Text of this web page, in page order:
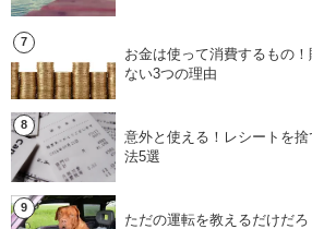
お金は使って消費するもの
ない3つの理由
意外と使える！レシートを
法5選
ただの運転を教えるだけだ